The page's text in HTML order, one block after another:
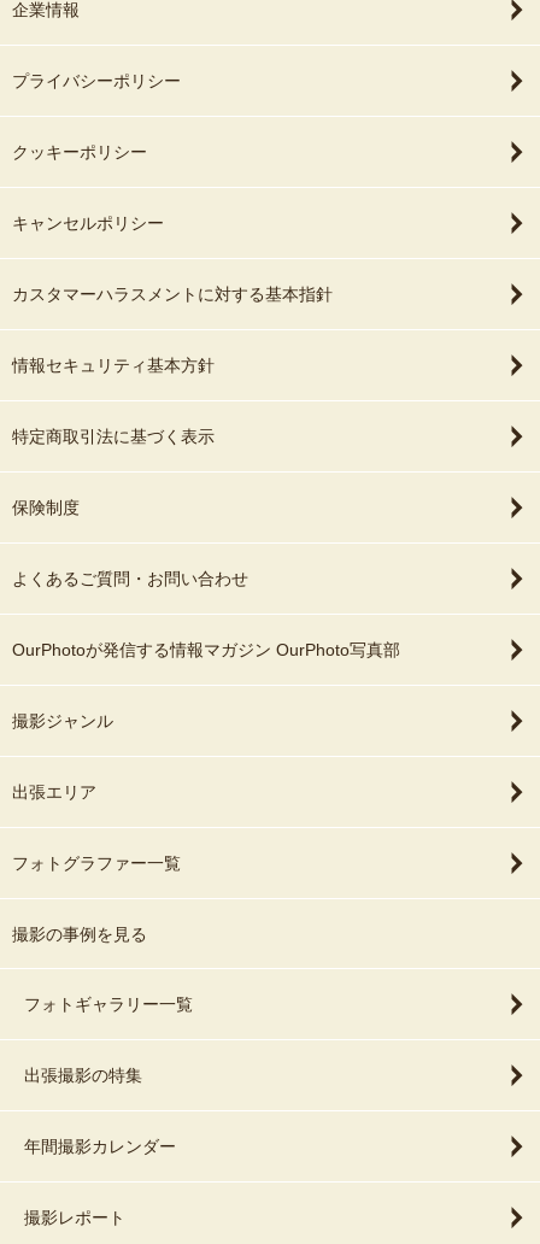
企業情報
プライバシーポリシー
クッキーポリシー
キャンセルポリシー
カスタマーハラスメントに対する基本指針
情報セキュリティ基本方針
特定商取引法に基づく表示
保険制度
よくあるご質問・お問い合わせ
OurPhotoが発信する情報マガジン OurPhoto写真部
撮影ジャンル
出張エリア
フォトグラファー一覧
撮影の事例を見る
フォトギャラリー一覧
出張撮影の特集
年間撮影カレンダー
撮影レポート